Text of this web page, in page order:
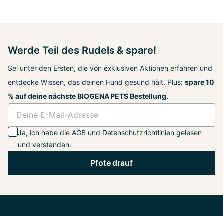
Werde Teil des Rudels & spare!
Sei unter den Ersten, die von exklusiven Aktionen erfahren und
entdecke Wissen, das deinen Hund gesund hält. Plus: spare 10
% auf deine nächste BIOGENA PETS Bestellung.
Ja, ich habe die AGB und Datenschutzrichtlinien gelesen
und verstanden.
Pfote drauf